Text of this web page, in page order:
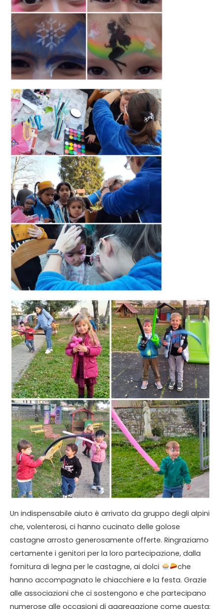
Un indispensabile aiuto è arrivato da gruppo degli alpini
che, volenterosi, ci hanno cucinato delle golose
castagne arrosto generosamente offerte. Ringraziamo
certamente i genitori per la loro partecipazione, dalla
fornitura di legna per le castagne, ai dolci
​che
hanno accompagnato le chiacchiere e la festa. Grazie
alle associazioni che ci sostengono e che partecipano
numerose alle occasioni di aggregazione come questa: